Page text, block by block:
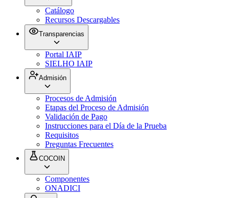
Catálogo
Recursos Descargables
Transparencias
Portal IAIP
SIELHO IAIP
Admisión
Procesos de Admisión
Etapas del Proceso de Admisión
Validación de Pago
Instrucciones para el Día de la Prueba
Requisitos
Preguntas Frecuentes
COCOIN
Componentes
ONADICI